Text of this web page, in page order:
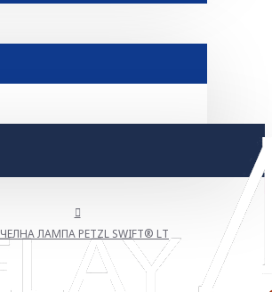
ЧЕЛНА ЛАМПА PETZL SWIFT® LT